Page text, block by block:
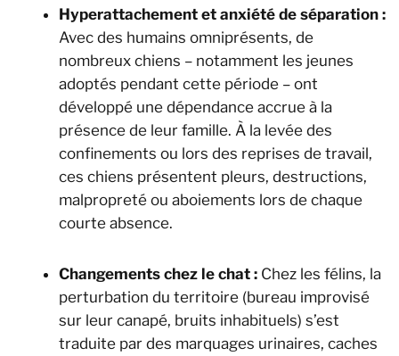
Hyperattachement et anxiété de séparation :
Avec des humains omniprésents, de
nombreux chiens – notamment les jeunes
adoptés pendant cette période – ont
développé une dépendance accrue à la
présence de leur famille. À la levée des
confinements ou lors des reprises de travail,
ces chiens présentent pleurs, destructions,
malpropreté ou aboiements lors de chaque
courte absence.
Changements chez le chat : Chez les félins, la
perturbation du territoire (bureau improvisé
sur leur canapé, bruits inhabituels) s’est
traduite par des marquages urinaires, caches